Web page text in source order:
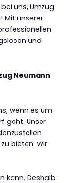
uns, Umzug
Mit unserer
und
Neumann
wenn es um
geht. Unser
bieten. Wir
kann. Deshalb